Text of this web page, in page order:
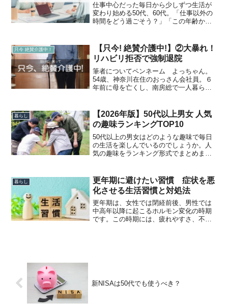
仕事中心だった毎日から少しずつ生活が
変わり始める50代、60代。「仕事以外の
時間をどう過ごそう？」「この年齢から
な……」今回はMyLifeNote編集部が、人
生の転機を迎...
只今 絶賛介護中！
【只今! 絶賛介護中!】②大暴れ！
リハビリ拒否で強制退院
筆者についてペンネーム よっちゃん。
54歳、神奈川在住のおっさん会社員。６
年前に母を亡くし、南房総で一人暮らし
月曜日更新予定。病院から逃走年齢が年
齢だけに、私も担当医...
暮らし
【2026年版】50代以上男女 人気
の趣味ランキングTOP10
50代以上の男女はどのような趣味で毎日
の生活を楽しんでいるのでしょうか。人
気の趣味をランキング形式でまとめまし
ング・散歩2位映画・ドラマ鑑賞3位読書4
位ガーデニ...
暮らし
更年期に避けたい習慣 症状を悪
化させる生活習慣と対処法
更年期は、女性では閉経前後、男性では
中高年以降に起こるホルモン変化の時期
です。この時期には、疲れやすさ、不
新NISAは50代でも使うべき？